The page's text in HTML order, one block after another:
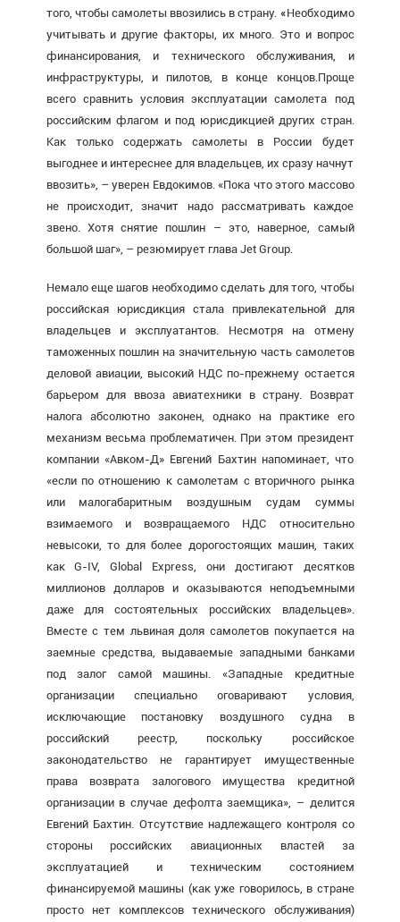
того, чтобы самолеты ввозились в страну. «Необходимо
учитывать и другие факторы, их много. Это и вопрос
финансирования, и технического обслуживания, и
инфраструктуры, и пилотов, в конце концов.Проще
всего сравнить условия эксплуатации самолета под
российским флагом и под юрисдикцией других стран.
Как только содержать самолеты в России будет
выгоднее и интереснее для владельцев, их сразу начнут
ввозить», – уверен Евдокимов. «Пока что этого массово
не происходит, значит надо рассматривать каждое
звено. Хотя снятие пошлин – это, наверное, самый
большой шаг», – резюмирует глава Jet Group.
Немало еще шагов необходимо сделать для того, чтобы
российская юрисдикция стала привлекательной для
владельцев и эксплуатантов. Несмотря на отмену
таможенных пошлин на значительную часть самолетов
деловой авиации, высокий НДС по-прежнему остается
барьером для ввоза авиатехники в страну. Возврат
налога абсолютно законен, однако на практике его
механизм весьма проблематичен. При этом президент
компании «Авком-Д» Евгений Бахтин напоминает, что
«если по отношению к самолетам с вторичного рынка
или малогабаритным воздушным судам суммы
взимаемого и возвращаемого НДС относительно
невысоки, то для более дорогостоящих машин, таких
как G-IV, Global Express, они достигают десятков
миллионов долларов и оказываются неподъемными
даже для состоятельных российских владельцев».
Вместе с тем львиная доля самолетов покупается на
заемные средства, выдаваемые западными банками
под залог самой машины. «Западные кредитные
организации специально оговаривают условия,
исключающие постановку воздушного судна в
российский реестр, поскольку российское
законодательство не гарантирует имущественные
права возврата залогового имущества кредитной
организации в случае дефолта заемщика», – делится
Евгений Бахтин. Отсутствие надлежащего контроля со
стороны российских авиационных властей за
эксплуатацией и техническим состоянием
финансируемой машины (как уже говорилось, в стране
просто нет комплексов технического обслуживания)